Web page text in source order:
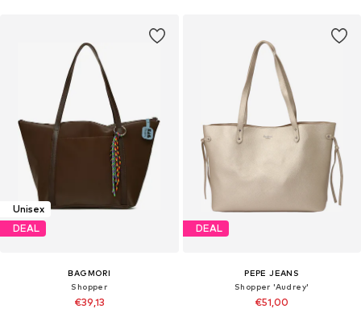
Unisex
DEAL
BAGMORI
Shopper
€39,13
DEAL
PEPE JEANS
Shopper 'Audrey'
€51,00